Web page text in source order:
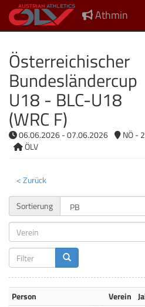
Athmin
Österreichischer
Bundesländercup
U18 - BLC-U18
(WRC F)
06.06.2026 - 07.06.2026
NÖ -
ÖLV
< Zurück
Sortierung
Person Verein